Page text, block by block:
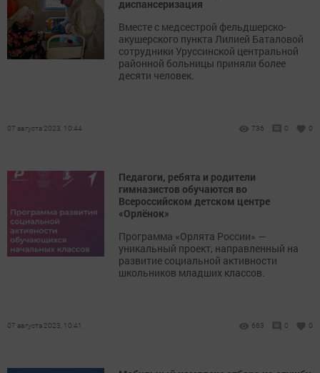
диспансеризация
Вместе с медсестрой фельдшерско-
акушерского пункта Лилией Баталовой
сотрудники Уруссинской центральной
районной больницы приняли более
десяти человек.
07 августа 2023, 10:44 736 0 0
Педагоги, ребята и родители
гимназистов обучаются во
Всероссийском детском центре
«Орлёнок»
Программа «Орлята России» —
уникальный проект, направленный на
развитие социальной активности
школьников младших классов.
07 августа 2023, 10:41 663 0 0